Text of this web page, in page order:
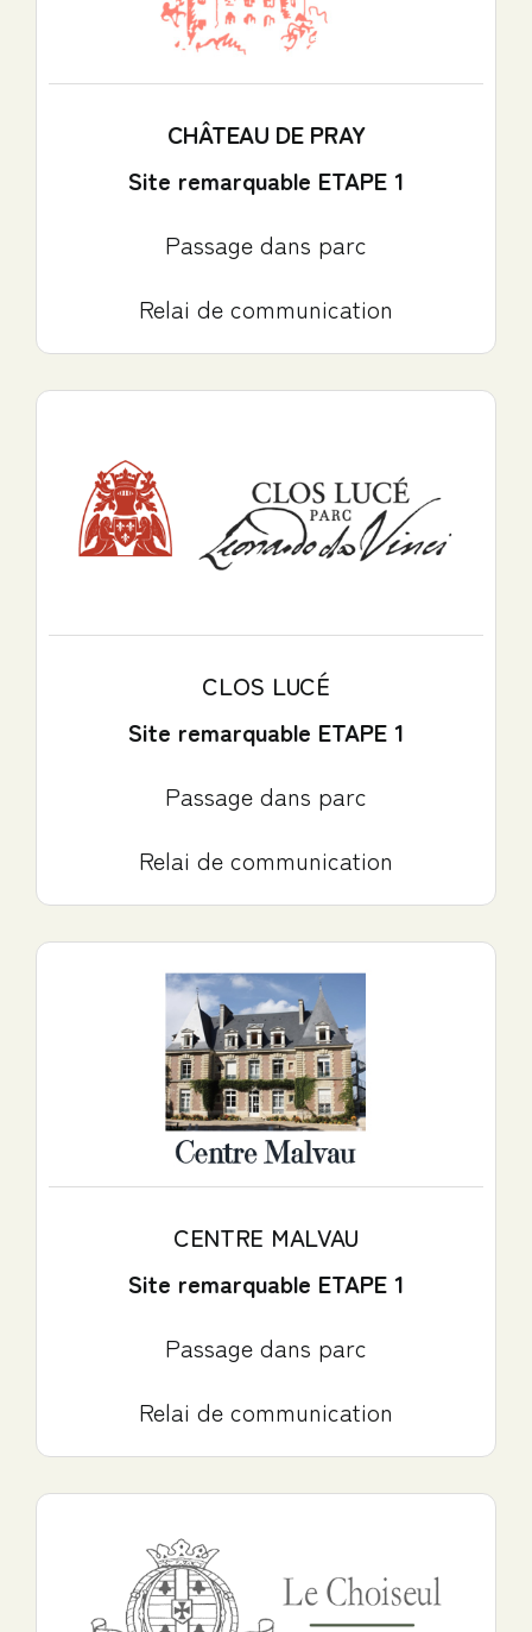
CHÂTEAU DE PRAY
Site remarquable ETAPE 1
Passage dans parc
Relai de communication
CLOS LUCÉ
Site remarquable ETAPE 1
Passage dans parc
Relai de communication
CENTRE MALVAU
Site remarquable ETAPE 1
Passage dans parc
Relai de communication